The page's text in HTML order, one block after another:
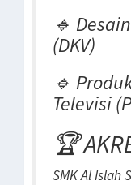
🔹
(DKV)
🔹
Televisi
🏆
SMK Al Islah